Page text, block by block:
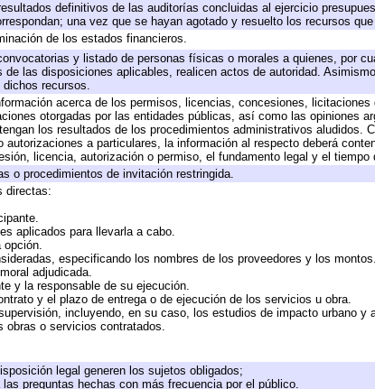
definitivos de las auditorías concluidas al ejercicio
una vez que se hayan agotado y resuelto los recursos
de los estados financieros.
y listado de personas físicas o morales a quienes, por
las disposiciones aplicables, realicen actos de autoridad.
recursos.
acerca de los permisos, licencias, concesiones, licitaciones
otorgadas por las entidades públicas, así como las opiniones
los resultados de los procedimientos administrativos aludidos.
a particulares, la información al respecto deberá
licencia, autorización o permiso, el fundamento legal y el tiempo
o procedimientos de invitación restringida.
directas:
aplicados para llevarla a cabo.
opción.
especificando los nombres de los proveedores y los montos.
adjudicada.
y la responsable de su ejecución.
y el plazo de entrega o de ejecución de los servicios u obra.
incluyendo, en su caso, los estudios de impacto urbano y
obras o servicios contratados.
legal generen los sujetos obligados;
preguntas hechas con más frecuencia por el público.